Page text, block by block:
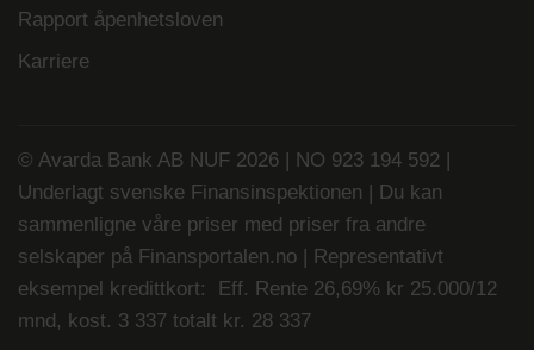
Rapport åpenhetsloven
Karriere
© Avarda Bank AB NUF 2026 | NO 923 194 592 |
Underlagt svenske Finansinspektionen | Du kan
sammenligne våre priser med priser fra andre
selskaper på Finansportalen.no | Representativt
eksempel kredittkort: Eff. Rente 26,69% kr 25.000/12
mnd, kost. 3 337 totalt kr. 28 337